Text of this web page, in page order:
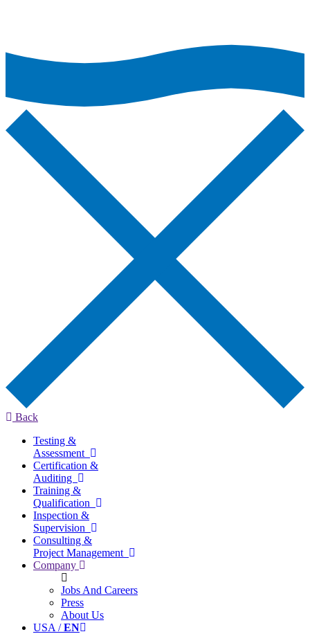
Back
Testing &
Assessment
Certification &
Auditing
Training &
Qualification
Inspection &
Supervision
Consulting &
Project Management
Company
Jobs And Careers
Press
About Us
USA /EN